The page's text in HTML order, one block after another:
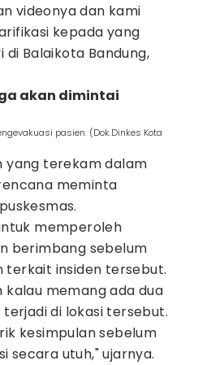
videonya dan kami
kepada yang
di Balaikota Bandung,
akan dimintai
pasien. (Dok.Dinkes Kota
yang terekam dalam
meminta
memperoleh
berimbang sebelum
terkait insiden tersebut.
kalau memang ada dua
di lokasi tersebut.
kesimpulan sebelum
secara utuh," ujarnya.